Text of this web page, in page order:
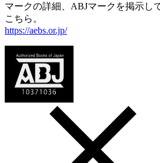
マークの詳細、ABJマークを掲示し
こちら。
https://aebs.or.jp/